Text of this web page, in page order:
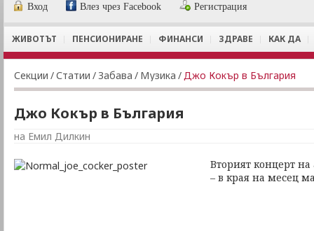
Вход Влез чрез Facebook Регистрация
ЖИВОТЪТ ПЕНСИОНИРАНЕ ФИНАНСИ ЗДРАВЕ КАК ДА
Секции /Статии / Забава / Музика /Джо Кокър в България
Джо Кокър в България
на Емил Дилкин
Вторият концерт на
– в края на месец